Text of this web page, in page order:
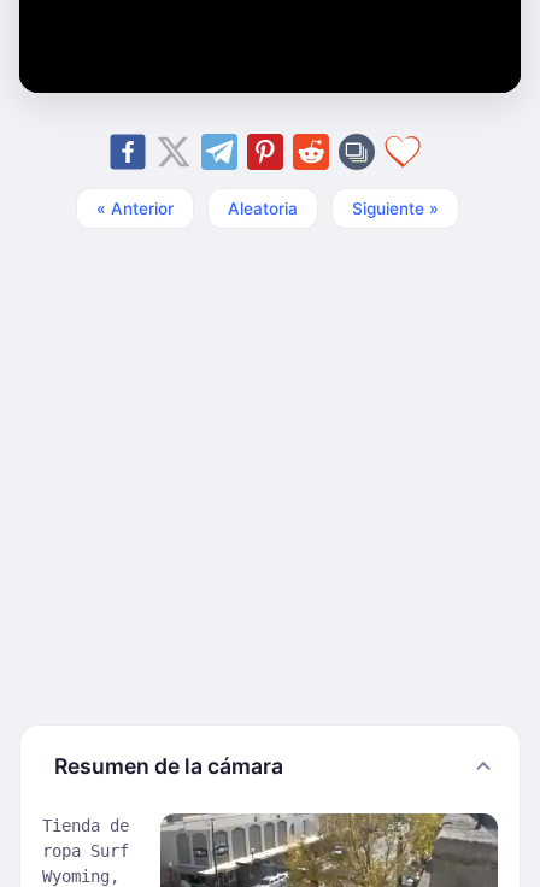
« Anterior Aleatoria Siguiente »
Resumen de la cámara
Tienda de
ropa Surf
Wyoming,